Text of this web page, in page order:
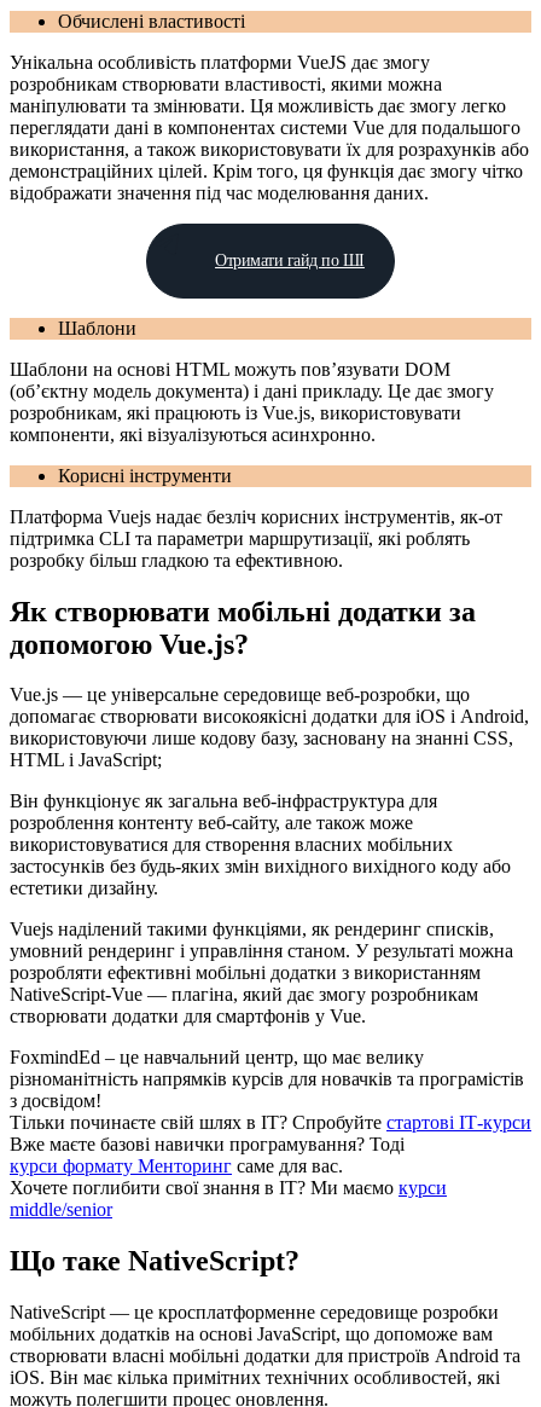
Обчислені властивості
Унікальна особливість платформи VueJS дає змогу
розробникам створювати властивості, якими можна
маніпулювати та змінювати. Ця можливість дає змогу легко
переглядати дані в компонентах системи Vue для подальшого
використання, а також використовувати їх для розрахунків або
демонстраційних цілей. Крім того, ця функція дає змогу чітко
відображати значення під час моделювання даних.
Отримати гайд по ШІ
Шаблони
Шаблони на основі HTML можуть пов’язувати DOM
(об’єктну модель документа) і дані прикладу. Це дає змогу
розробникам, які працюють із Vue.js, використовувати
компоненти, які візуалізуються асинхронно.
Корисні інструменти
Платформа Vuejs надає безліч корисних інструментів, як-от
підтримка CLI та параметри маршрутизації, які роблять
розробку більш гладкою та ефективною.
Як створювати мобільні додатки за
допомогою Vue.js?
Vue.js — це універсальне середовище веб-розробки, що
допомагає створювати високоякісні додатки для iOS і Android,
використовуючи лише кодову базу, засновану на знанні CSS,
HTML і JavaScript;
Він функціонує як загальна веб-інфраструктура для
розроблення контенту веб-сайту, але також може
використовуватися для створення власних мобільних
застосунків без будь-яких змін вихідного вихідного коду або
естетики дизайну.
Vuejs наділений такими функціями, як рендеринг списків,
умовний рендеринг і управління станом. У результаті можна
розробляти ефективні мобільні додатки з використанням
NativeScript-Vue — плагіна, який дає змогу розробникам
створювати додатки для смартфонів у Vue.
FoxmindEd – це навчальний центр, що має велику
різноманітність напрямків курсів для новачків та програмістів
з досвідом!
Тільки починаєте свій шлях в ІТ? Спробуйте стартові ІТ-курси
Вже маєте базові навички програмування? Тоді
курси формату Менторинг саме для вас.
Хочете поглибити свої знання в ІТ? Ми маємо курси
middle/senior
Що таке NativeScript?
NativeScript — це кросплатформенне середовище розробки
мобільних додатків на основі JavaScript, що допоможе вам
створювати власні мобільні додатки для пристроїв Android та
iOS. Він має кілька примітних технічних особливостей, які
можуть полегшити процес оновлення.